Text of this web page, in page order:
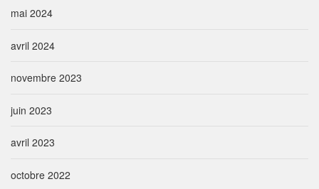
mai 2024
avril 2024
novembre 2023
juin 2023
avril 2023
octobre 2022